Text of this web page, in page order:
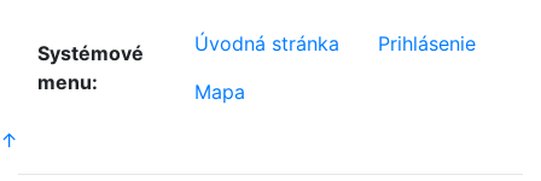
Systémové
menu:
Úvodná stránka
Prihlásenie
Mapa
↑